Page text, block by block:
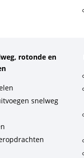
rotonde en
snelweg